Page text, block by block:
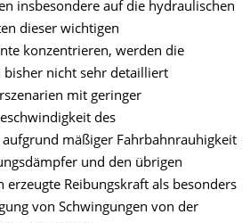
insbesondere auf die hydraulischen
dieser wichtigen
konzentrieren, werden die
bisher nicht sehr detailliert
mit geringer
des
mäßiger Fahrbahnrauhigkeit
und den übrigen
erzeugte Reibungskraft als besonders
von Schwingungen von der